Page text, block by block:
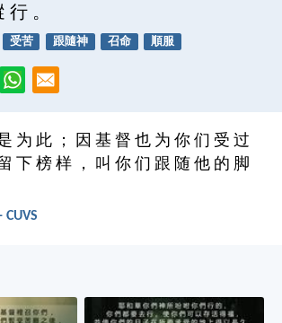
行 。
受苦 跟隨神 召命 順服
为 此 ； 因 基 督 也 为 你 们 受 过
下 榜 样 ， 叫 你 们 跟 随 他 的 脚